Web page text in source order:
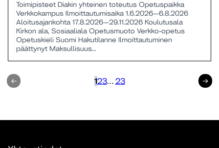
Toimipisteet Diakin yhteinen toteutus Opetuspaikka
Verkkokampus Ilmoittautumisaika 1.6.2026—6.8.2026
Aloitusajankohta 17.8.2026—29.11.2026 Koulutusala
Kirkon ala, Sosiaaliala Opetusmuoto Verkko-opetus
Opetuskieli Suomi Hakutilanne Ilmoittautuminen
päättynyt Maksullisuus...
123… 23